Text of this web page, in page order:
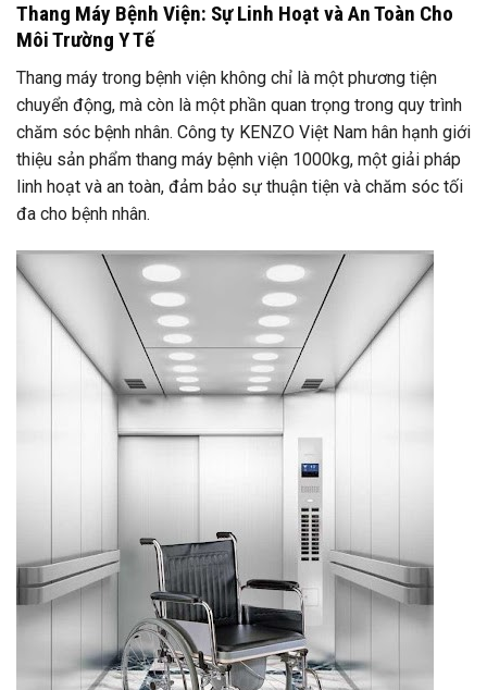
Thang Máy Bệnh Viện: Sự Linh Hoạt và An Toàn Cho
Môi Trường Y Tế
Thang máy trong bệnh viện không chỉ là một phương tiện
chuyển động, mà còn là một phần quan trọng trong quy trình
chăm sóc bệnh nhân. Công ty KENZO Việt Nam hân hạnh giới
thiệu sản phẩm thang máy bệnh viện 1000kg, một giải pháp
linh hoạt và an toàn, đảm bảo sự thuận tiện và chăm sóc tối
đa cho bệnh nhân.